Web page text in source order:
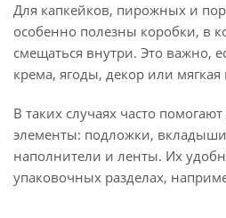
Для капкейков, пирожных и
особенно полезны коробки, в
смещаться внутри. Это важно,
крема, ягоды, декор или мягкая
В таких случаях часто
элементы: подложки,
наполнители и ленты. Их
упаковочных разделах,